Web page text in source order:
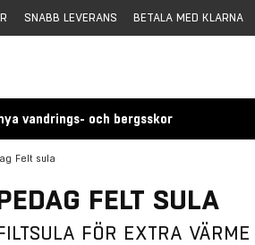
SNABB LEVERANS BETALA MED KLARNA
vandrings- och bergsskor
Felt sula
FELT SULA
FÖR EXTRA VÄRME